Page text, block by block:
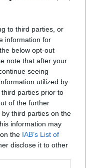
to third parties, or
information for
below opt-out
note that after your
seeing
utilized by
parties prior to
of the further
third parties on the
information may
the IAB’s List of
disclose it to other
Google News
ειδήσεις!